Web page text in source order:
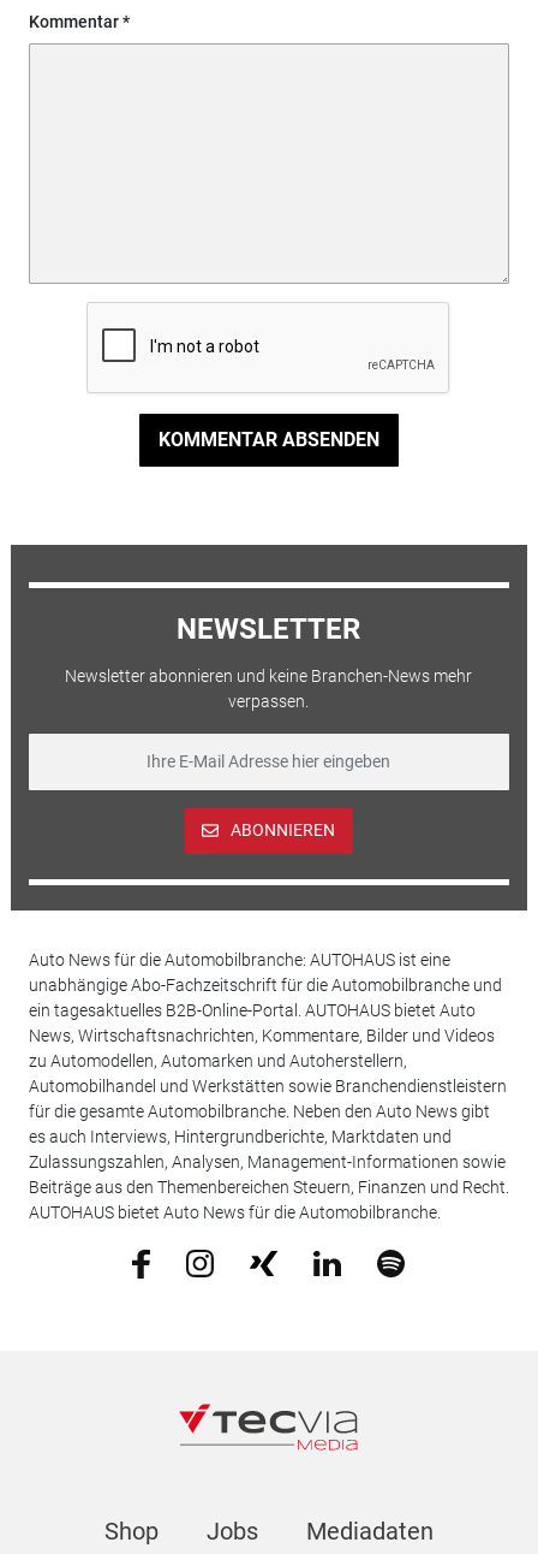
Kommentar
KOMMENTAR ABSENDEN
NEWSLETTER
Newsletter abonnieren und keine Branchen-News mehr
verpassen.
ABONNIEREN
Auto News für die Automobilbranche: AUTOHAUS ist eine
unabhängige Abo-Fachzeitschrift für die Automobilbranche und
ein tagesaktuelles B2B-Online-Portal. AUTOHAUS bietet Auto
News, Wirtschaftsnachrichten, Kommentare, Bilder und Videos
zu Automodellen, Automarken und Autoherstellern,
Automobilhandel und Werkstätten sowie Branchendienstleistern
für die gesamte Automobilbranche. Neben den Auto News gibt
es auch Interviews, Hintergrundberichte, Marktdaten und
Zulassungszahlen, Analysen, Management-Informationen sowie
Beiträge aus den Themenbereichen Steuern, Finanzen und Recht.
AUTOHAUS bietet Auto News für die Automobilbranche.
Shop Jobs Mediadaten